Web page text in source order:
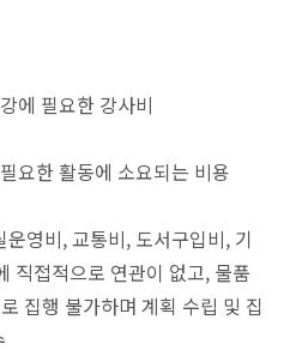
에 필요한 강사비
요한 활동에 소요되는 비용
영비, 교통비, 도서구입비, 기
직접적으로 연관이 없고, 물품
집행 불가하며 계획 수립 및 집